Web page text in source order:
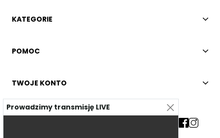
KATEGORIE
POMOC
TWOJE KONTO
Prowadzimy transmisję LIVE